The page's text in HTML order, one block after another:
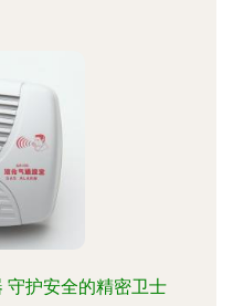
守护安全的精密卫士